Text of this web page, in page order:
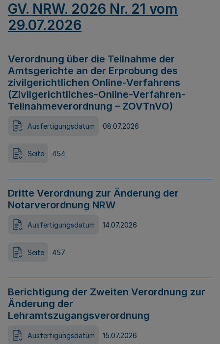
GV. NRW. 2026 Nr. 21 vom
29.07.2026
Verordnung über die Teilnahme der
Amtsgerichte an der Erprobung des
zivilgerichtlichen Online-Verfahrens
(Zivilgerichtliches-Online-Verfahren-
Teilnahmeverordnung – ZOVTnVO)
Ausfertigungsdatum 08.07.2026
Seite 454
Dritte Verordnung zur Änderung der
Notarverordnung NRW
Ausfertigungsdatum 14.07.2026
Seite 457
Berichtigung der Zweiten Verordnung zur
Änderung der
Lehramtszugangsverordnung
Ausfertigungsdatum 15.07.2026